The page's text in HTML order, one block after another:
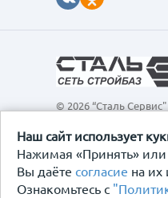
Наш сайт использует
Нажимая «Принять» или
Вы даёте согласие на их
Ознакомьтесь с
© 2026 “Сталь
интернет-сайт, а также
ценах,
исключительно
каких условиях не
определяемой